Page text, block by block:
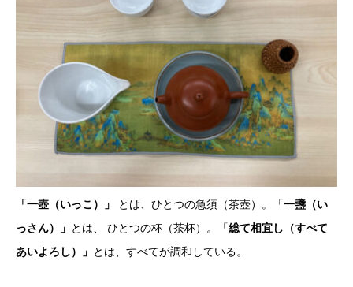
「一壺（いっこ）」 とは、ひとつの急須（茶壺）。「一盞（い
っさん）」 とは、 ひとつの杯（茶杯）。「総て相宜し（すべて
あいよろし）」 とは、すべてが調和している。